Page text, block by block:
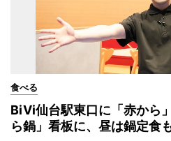
食べる
BiVi仙台駅東口に「赤から
ら鍋」看板に、昼は鍋定食